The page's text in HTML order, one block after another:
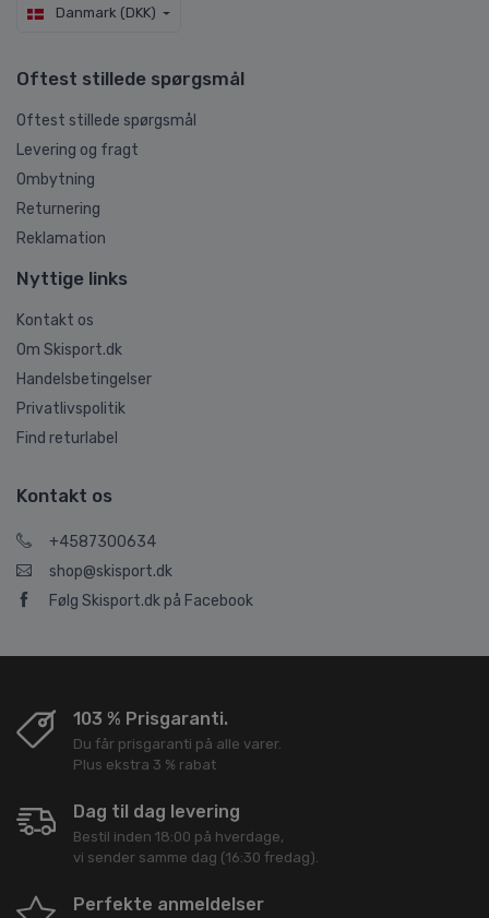
Danmark (DKK)
Oftest stillede spørgsmål
Oftest stillede spørgsmål
Levering og fragt
Ombytning
Returnering
Reklamation
Nyttige links
Kontakt os
Om Skisport.dk
Handelsbetingelser
Privatlivspolitik
Find returlabel
Kontakt os
+4587300634
shop@skisport.dk
Følg Skisport.dk på Facebook
103 % Prisgaranti.
Du får prisgaranti på alle varer.
Plus ekstra 3 % rabat
Dag til dag levering
Bestil inden 18:00 på hverdage,
vi sender samme dag (16:30 fredag).
Perfekte anmeldelser